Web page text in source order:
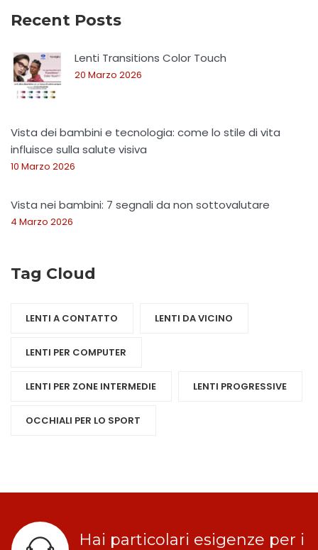
Recent Posts
Lenti Transitions Color Touch
20 Marzo 2026
Vista dei bambini e tecnologia: come lo stile di vita
influisce sulla salute visiva
10 Marzo 2026
Vista nei bambini: 7 segnali da non sottovalutare
4 Marzo 2026
Tag Cloud
LENTI A CONTATTO LENTI DA VICINO
LENTI PER COMPUTER
LENTI PER ZONE INTERMEDIE LENTI PROGRESSIVE
OCCHIALI PER LO SPORT
Hai particolari esigenze per i